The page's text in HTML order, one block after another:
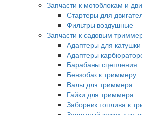
Запчасти к мотоблокам и
Стартеры для
Фильтры воздушные
Запчасти к садовым
Адаптеры для катушки
Адаптеры
Барабаны сцепления
Бензобак к триммеру
Валы для триммера
Гайки для триммера
Заборник топлива к